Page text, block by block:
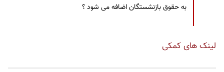
به حقوق بازنشستگان اضافه می شود ؟
لینک های کمکی